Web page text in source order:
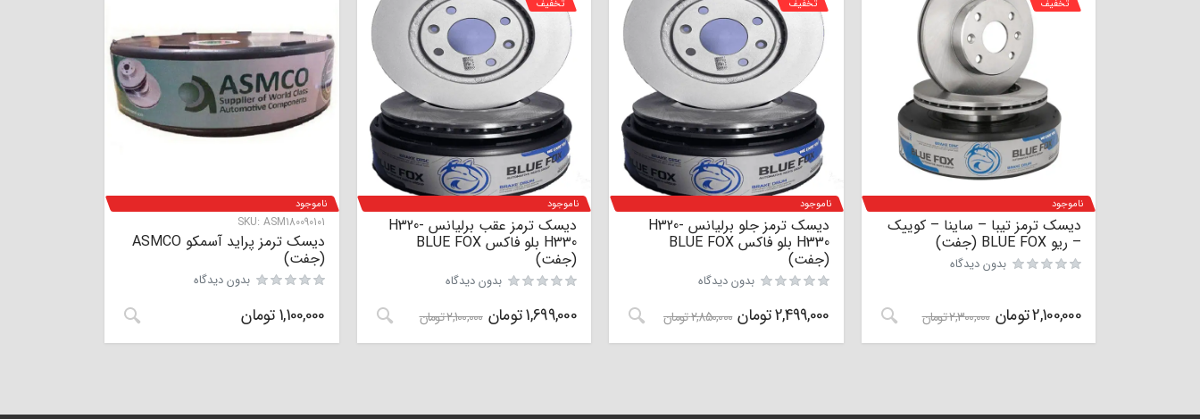
ناموجود
تخفیف
دیسک ترمز تیبا – ساینا – کوییک
– ریو BLUE FOX (جفت)
بدون دیدگاه
2,100,000تومان 2,300,000تومان
ناموجود
تخفیف
دیسک ترمز جلو برلیانس H320-
H330 بلو فاکس BLUE FOX
(جفت)
بدون دیدگاه
2,499,000تومان 2,850,000تومان
ناموجود
تخفیف
دیسک ترمز عقب برلیانس H320-
H330 بلو فاکس BLUE FOX
(جفت)
بدون دیدگاه
1,699,000تومان 2,100,000تومان
ناموجود
SKU: ASM180090101
دیسک ترمز پراید آسمکو ASMCO
(جفت)
بدون دیدگاه
1,100,000تومان